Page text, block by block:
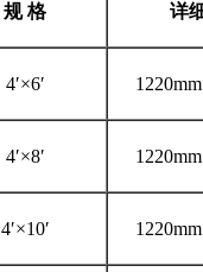
规 格 详
4′×6′
4′×8′
4′×10′